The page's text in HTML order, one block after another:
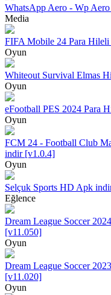
WhatsApp Aero - Wp
Media
FIFA Mobile 24 Para
Oyun
Whiteout Survival Elmas
Oyun
eFootball PES 2024 Para
Oyun
FCM 24 - Football Club
indir [v1.0.4]
Oyun
Selçuk Sports HD Apk
Eğlence
Dream League Soccer
[v11.050]
Oyun
Dream League Soccer
[v11.020]
Oyun